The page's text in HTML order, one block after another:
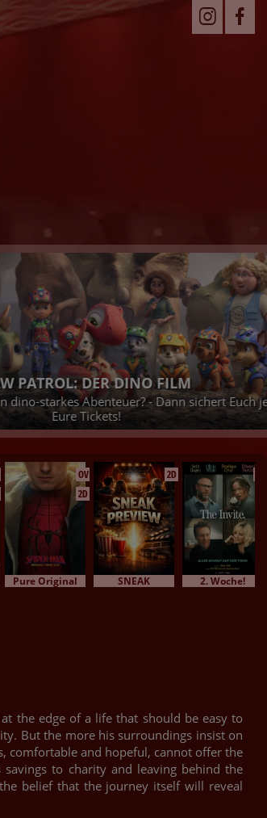
CONAN - DER GEFALLENE
Kriminalfall, den der Meisterdedektiv zu
25.08.2026 bei uns im Kino - Jetzt Tickets
OV
2D
Pure Original
2D
SNEAK 2. Woche!
the edge of a life that should be easy to
But the more his surroundings insist on
comfortable and hopeful, cannot offer the
to charity and leaving behind the
belief that the journey itself will reveal